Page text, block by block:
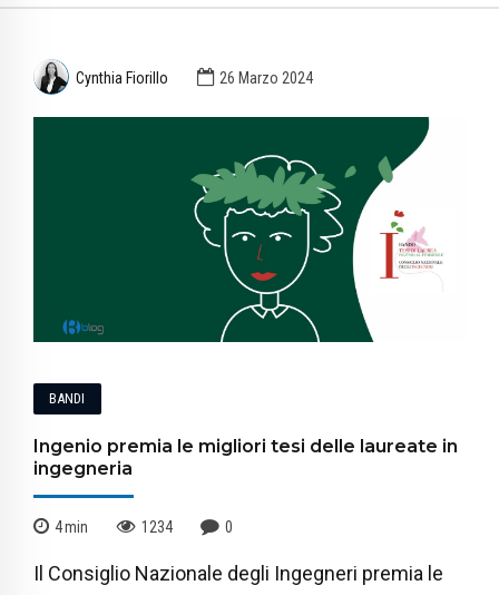
Cynthia Fiorillo 26 Marzo 2024
BANDI
Ingenio premia le migliori tesi delle laureate in
ingegneria
4min 1234 0
Il Consiglio Nazionale degli Ingegneri premia le